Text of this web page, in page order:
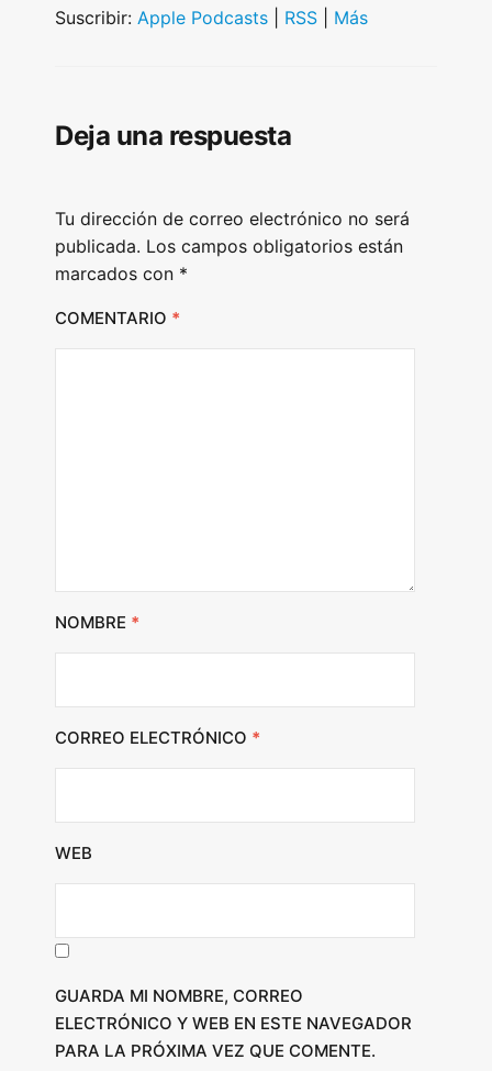
i
a
r
Suscribir: Apple Podcasts RSS Más
Deja una respuesta
Tu dirección de correo electrónico no será
publicada. Los campos obligatorios están
marcados con *
COMENTARIO *
NOMBRE *
CORREO ELECTRÓNICO *
WEB
GUARDA MI NOMBRE, CORREO
ELECTRÓNICO Y WEB EN ESTE NAVEGADOR
PARA LA PRÓXIMA VEZ QUE COMENTE.